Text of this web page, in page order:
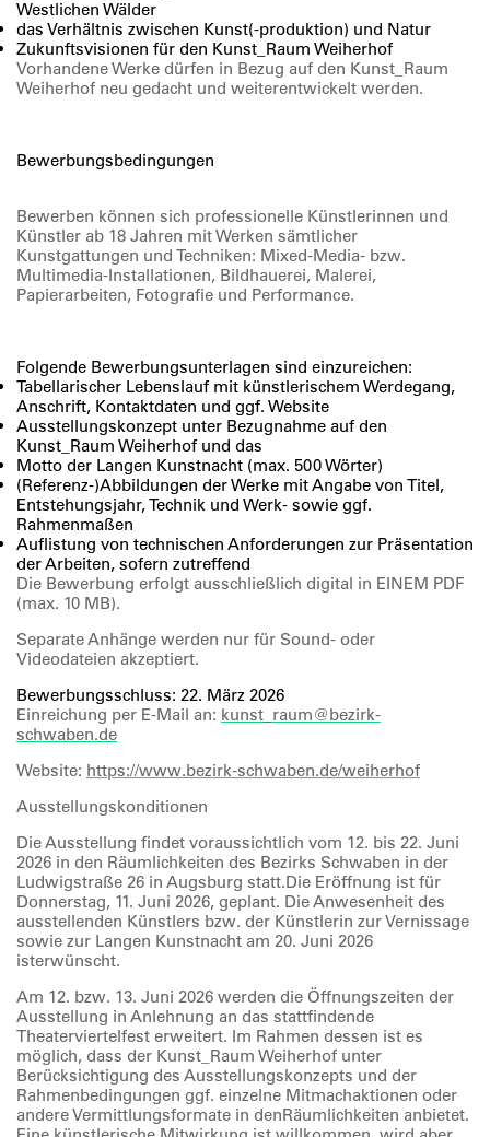
Westlichen Wälder
das Verhältnis zwischen Kunst(-produktion) und Natur
Zukunftsvisionen für den Kunst_Raum Weiherhof
Vorhandene Werke dürfen in Bezug auf den Kunst_Raum
Weiherhof neu gedacht und weiterentwickelt werden.
Bewerbungsbedingungen
Bewerben können sich professionelle Künstlerinnen und
Künstler ab 18 Jahren mit Werken sämtlicher
Kunstgattungen und Techniken: Mixed-Media- bzw.
Multimedia-Installationen, Bildhauerei, Malerei,
Papierarbeiten, Fotografie und Performance.
Folgende Bewerbungsunterlagen sind einzureichen:
Tabellarischer Lebenslauf mit künstlerischem Werdegang,
Anschrift, Kontaktdaten und ggf. Website
Ausstellungskonzept unter Bezugnahme auf den
Kunst_Raum Weiherhof und das
Motto der Langen Kunstnacht (max. 500 Wörter)
(Referenz-)Abbildungen der Werke mit Angabe von Titel,
Entstehungsjahr, Technik und Werk- sowie ggf.
Rahmenmaßen
Auflistung von technischen Anforderungen zur Präsentation
der Arbeiten, sofern zutreffend
Die Bewerbung erfolgt ausschließlich digital in EINEM PDF
(max. 10 MB).
Separate Anhänge werden nur für Sound- oder
Videodateien akzeptiert.
Bewerbungsschluss: 22. März 2026
Einreichung per E-Mail an: kunst_raum@bezirk-
schwaben.de
Website: https://www.bezirk-schwaben.de/weiherhof
Ausstellungskonditionen
Die Ausstellung findet voraussichtlich vom 12. bis 22. Juni
2026 in den Räumlichkeiten des Bezirks Schwaben in der
Ludwigstraße 26 in Augsburg statt.Die Eröffnung ist für
Donnerstag, 11. Juni 2026, geplant. Die Anwesenheit des
ausstellenden Künstlers bzw. der Künstlerin zur Vernissage
sowie zur Langen Kunstnacht am 20. Juni 2026
isterwünscht.
Am 12. bzw. 13. Juni 2026 werden die Öffnungszeiten der
Ausstellung in Anlehnung an das stattfindende
Theaterviertelfest erweitert. Im Rahmen dessen ist es
möglich, dass der Kunst_Raum Weiherhof unter
Berücksichtigung des Ausstellungskonzepts und der
Rahmenbedingungen ggf. einzelne Mitmachaktionen oder
andere Vermittlungsformate in denRäumlichkeiten anbietet.